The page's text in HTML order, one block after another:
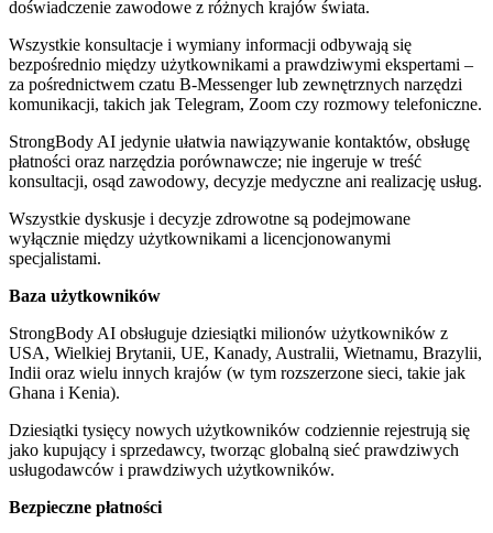
doświadczenie zawodowe z różnych krajów świata.
Wszystkie konsultacje i wymiany informacji odbywają się
bezpośrednio między użytkownikami a prawdziwymi ekspertami –
za pośrednictwem czatu B-Messenger lub zewnętrznych narzędzi
komunikacji, takich jak Telegram, Zoom czy rozmowy telefoniczne.
StrongBody AI jedynie ułatwia nawiązywanie kontaktów, obsługę
płatności oraz narzędzia porównawcze; nie ingeruje w treść
konsultacji, osąd zawodowy, decyzje medyczne ani realizację usług.
Wszystkie dyskusje i decyzje zdrowotne są podejmowane
wyłącznie między użytkownikami a licencjonowanymi
specjalistami.
Baza użytkowników
StrongBody AI obsługuje dziesiątki milionów użytkowników z
USA, Wielkiej Brytanii, UE, Kanady, Australii, Wietnamu, Brazylii,
Indii oraz wielu innych krajów (w tym rozszerzone sieci, takie jak
Ghana i Kenia).
Dziesiątki tysięcy nowych użytkowników codziennie rejestrują się
jako kupujący i sprzedawcy, tworząc globalną sieć prawdziwych
usługodawców i prawdziwych użytkowników.
Bezpieczne płatności